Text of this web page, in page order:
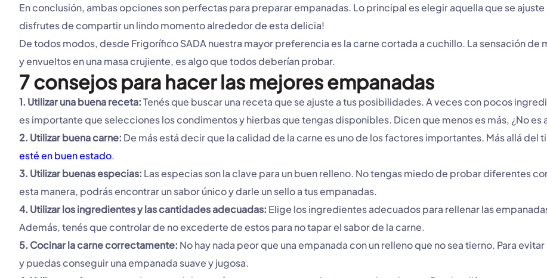
En conclusión, ambas opciones son perfectas para preparar empanadas. Lo principal es elegir aquella que se
disfrutes de compartir un lindo momento alrededor de esta delicia!
De todos modos, desde Frigorífico SADA nuestra mayor preferencia es la carne cortada a cuchillo. La sensación
y envueltos en una masa crujiente, es algo que todos deberían probar.
7 consejos para hacer las mejores empanadas
1. Utilizar una buena receta:Tenés que buscar una receta que se ajuste a tus posibilidades. A veces con pocos
es importante que selecciones los condimentos y hierbas que tengas disponibles. Dicen que menos es más, ¿No es
2. Utilizar buena carne: De más está decir que la calidad de la carne es uno de los factores importantes. Más allá del
esté en buen estado.
3. Utilizar buenas especias: Las especias son la clave para un buen relleno. No tengas miedo de probar diferentes
esta manera, podrás encontrar un sabor único y darle un sello a tus empanadas.
4. Utilizar los ingredientes y las cantidades adecuadas: Elige los ingredientes adecuados para rellenar las
Además, tenés que controlar de no excederte de estos para no tapar el sabor de la carne.
5. Cocinar la carne correctamente: No hay nada peor que una empanada con un relleno que no sea tierno. Para
y puedas conseguir una empanada suave y jugosa.